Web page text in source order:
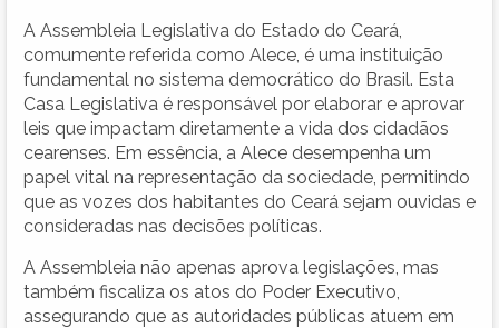
A Assembleia Legislativa do Estado do Ceará,
comumente referida como Alece, é uma instituição
fundamental no sistema democrático do Brasil. Esta
Casa Legislativa é responsável por elaborar e aprovar
leis que impactam diretamente a vida dos cidadãos
cearenses. Em essência, a Alece desempenha um
papel vital na representação da sociedade, permitindo
que as vozes dos habitantes do Ceará sejam ouvidas e
consideradas nas decisões políticas.
A Assembleia não apenas aprova legislações, mas
também fiscaliza os atos do Poder Executivo,
assegurando que as autoridades públicas atuem em